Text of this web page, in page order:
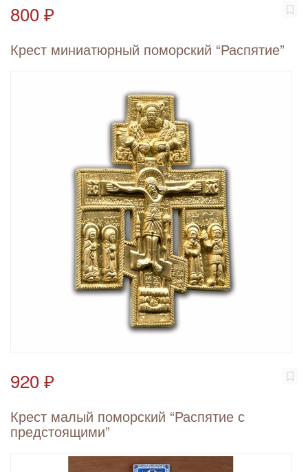
800 ₽
Крест миниатюрный поморский “Распятие”
920 ₽
Крест малый поморский “Распятие с
предстоящими”